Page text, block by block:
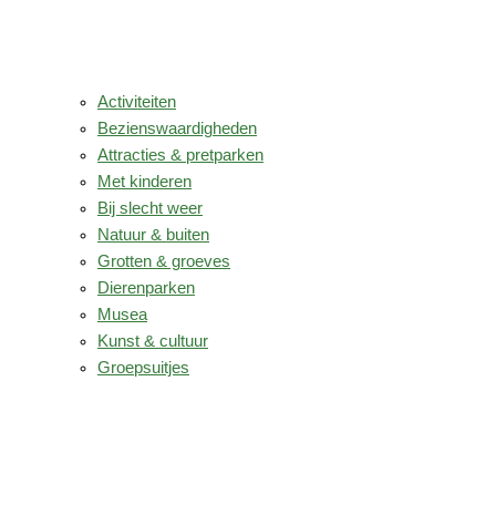
Activiteiten
Bezienswaardigheden
Attracties & pretparken
Met kinderen
Bij slecht weer
Natuur & buiten
Grotten & groeves
Dierenparken
Musea
Kunst & cultuur
Groepsuitjes